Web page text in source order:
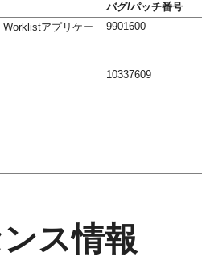
バグ/パッチ番号
アプリケー
9901600
10337609
ス情報